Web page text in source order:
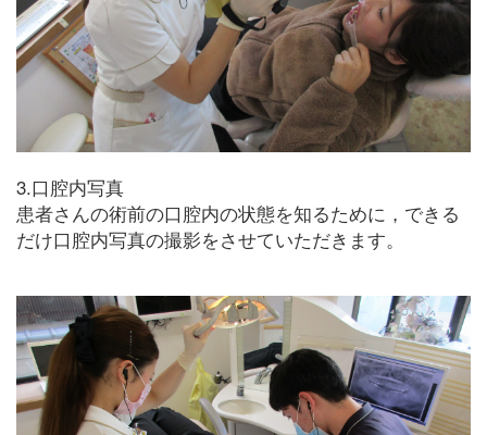
3.口腔内写真
患者さんの術前の口腔内の状態を知るために，できる
だけ口腔内写真の撮影をさせていただきます。